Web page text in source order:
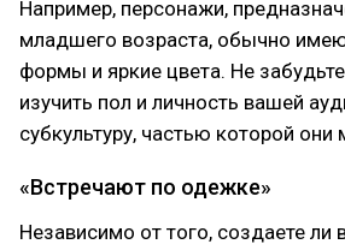
Например, персонажи,
младшего возраста, обычно
формы и яркие цвета. Не
изучить пол и личность вашей
субкультуру, частью которой они
«Встречают по одежке»
Независимо от того, создаете ли